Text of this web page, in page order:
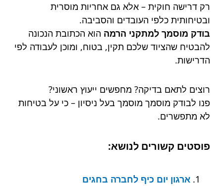
רק דרישה חוקית – אלא גם אחריות מוסרית
ובטיחותית כלפי העובדים והסביבה.
בודק מוסמך למתקני הרמה הוא הכתובת הנכונה
להבטיח שהציוד שלכם תקין, בטוח, ומוכן לעבודה לפי
הדרישות.
רוצים לתאם בדיקה? מחפשים ייעוץ ראשוני?
פנו לבודק מוסמך מוסמך בעל ניסיון – כי על בטיחות
לא מתפשרים.
פוסטים קשורים לנושא:
ארגון יום כיף לחברה בחגים